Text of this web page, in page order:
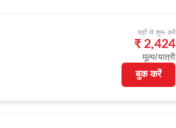
यहाँ से शुरू करें
₹ 2,424
मूल्य/यात्री
बुक करें